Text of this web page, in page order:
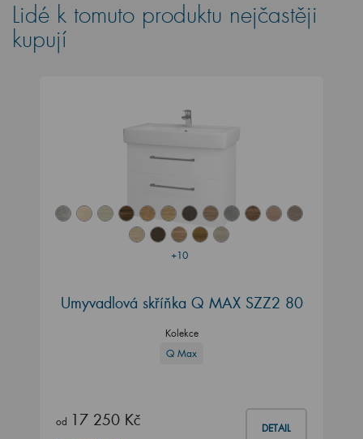
Lidé k tomuto produktu nejčastěji
kupují
+10
Umyvadlová skříňka Q MAX SZZ2 80
Kolekce
Q Max
od 17 250 Kč DETAIL